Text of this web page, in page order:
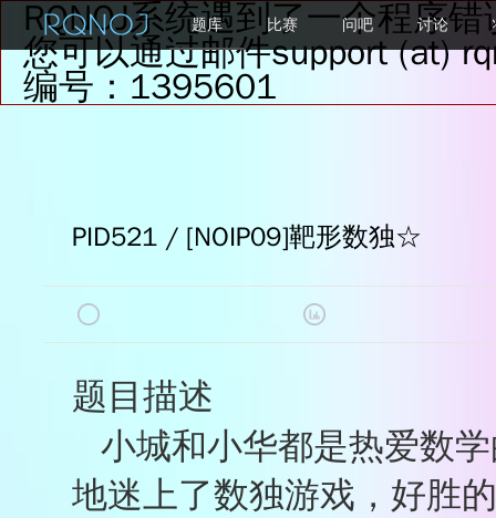
RQNOJ系统遇到了一个程序错
您可以通过邮件support (at)
编号：1395601
题库 比赛 问吧 讨论
PID521 / [NOIP09]靶形数独☆
查看最后一次评测记录
★★★★★
★★★★☆
★★★☆☆
题目描述
小城和小华都是热爱数
地迷上了数独游戏，好胜